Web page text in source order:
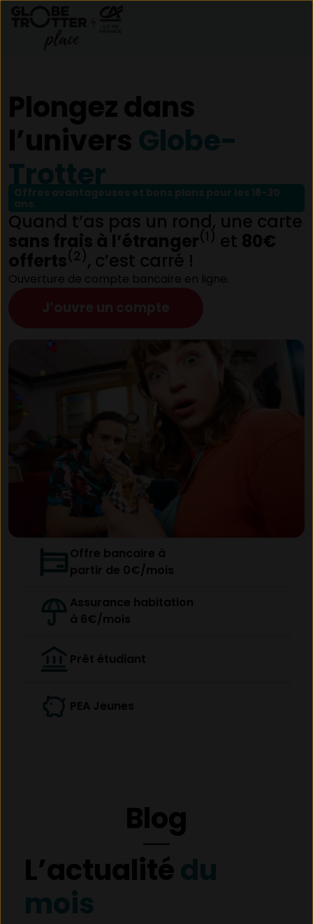
Plongez dans
l’universGlobe-
Trotter
Offres avantageuses et bons plans pour les 18-30
ans.
Quand t’as pas un rond, une carte
sans frais à l’étranger(1) et 80€
offerts(2), c’est carré !
Ouverture de compte bancaire en ligne.
Offre bancaire à
partir de 0€/mois
Assurance habitation
à 6€/mois
Prêt étudiant
PEA Jeunes
Blog
L’actualitédu
mois